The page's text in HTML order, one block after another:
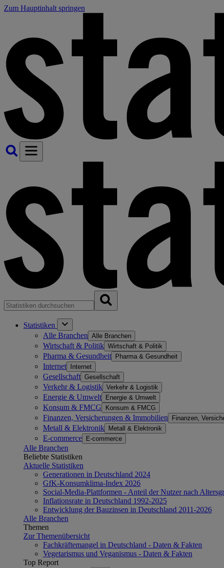
Zum Hauptinhalt springen
Statistiken
Alle Branchen Alle Branchen
Wirtschaft & Politik Wirtschaft & Politik
Pharma & Gesundheit Pharma & Gesundheit
Internet Internet
Gesellschaft Gesellschaft
Verkehr & Logistik Verkehr & Logistik
Energie & Umwelt Energie & Umwelt
Konsum & FMCG Konsum & FMCG
Finanzen, Versicherungen & Immobilien Finanzen,
Metall & Elektronik Metall & Elektronik
E-commerce E-commerce
Alle Branchen
Beliebte Statistiken
Aktuelle Statistiken
Generationen in Deutschland 2024
GfK-Konsumklima-Index 2026
Social-Media-Plattformen - Anteil der Nutzer nach
Inflationsrate in Deutschland 1992-2025
Entwicklung der Bauzinsen in Deutschland 2011-2026
Alle Branchen
Themen
Zur Themenübersicht
Fachkräftemangel in Deutschland - Daten & Fakten
Vegetarismus und Veganismus - Daten & Fakten
Top Report